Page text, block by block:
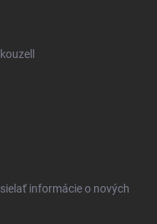
informácie o nových